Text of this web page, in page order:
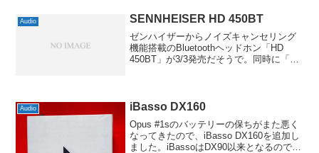
Audio SENNHEISER HD 450BT
ゼンハイザーからノイズキャンセリング
機能搭載のBluetoothヘッドホン「HD
450BT」が3/3発売だそうで。同時に「HD
Audio iBasso DX160
Opus #1sのバッテリーの保ちがまた悪く
なってきたので、iBasso DX160を追加し
ました。iBassoはDX90以来となるのでだ